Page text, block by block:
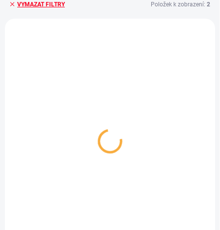
VYMAZAT FILTRY Položek k zobrazení: 2